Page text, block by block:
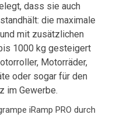
dass sie auch
die maximale
mit zusätzlichen
1000 kg gesteigert
Motorräder,
oder sogar für den
im Gewerbe.
iRamp PRO durch